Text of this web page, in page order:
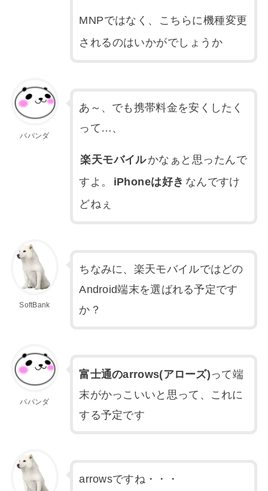
MNPではなく、こちらに機種変更
されるのはいかがでしょうか
パパンダ
あ～、でも携帯料金を安くしたく
って…、
楽天モバイルかなぁと思ったんで
すよ。
iPhoneは好き なんですけ
どねぇ
SoftBank
ちなみに、楽天モバイルではどの
Android端末を選ばれる予定です
か？
パパンダ
富士通のarrows(アローズ)って端
末がかっこいいと思って、これに
する予定です
arrowsですね・・・